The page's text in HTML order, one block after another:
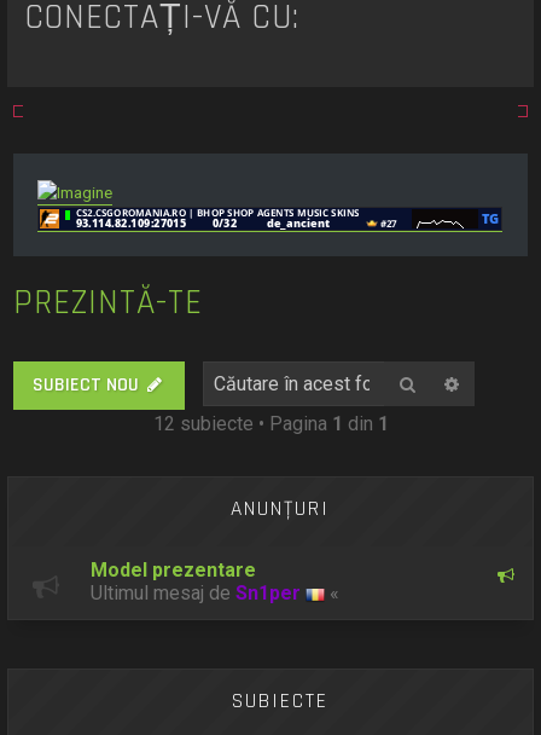
CONECTAȚI-VĂ CU:
PREZINTĂ-TE
SUBIECT NOU Căutare
12 subiecte • Pagina 1 din 1
ANUNŢURI
Model prezentare
Ultimul mesaj deSn1per «
SUBIECTE